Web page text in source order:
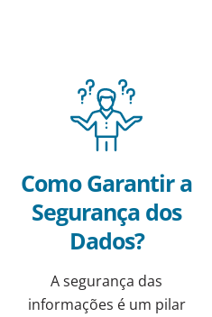
Como Garantir a
Segurança dos
Dados?
A segurança das
informações é um pilar